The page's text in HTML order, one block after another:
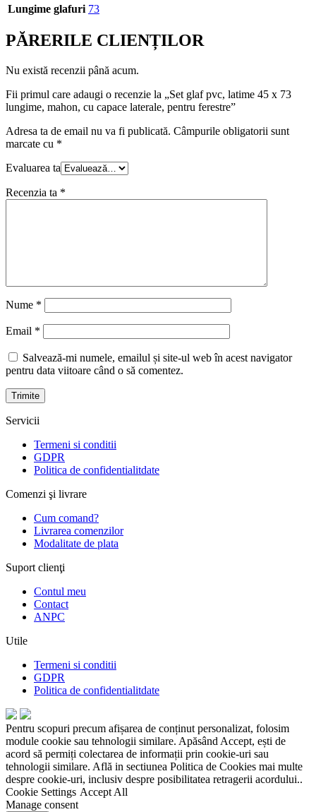
Lungime glafuri 73
PĂRERILE CLIENȚILOR
Nu există recenzii până acum.
Fii primul care adaugi o recenzie la „Set glaf pvc, latime 45 x 73
lungime, mahon, cu capace laterale, pentru ferestre”
Adresa ta de email nu va fi publicată. Câmpurile obligatorii sunt
marcate cu *
Evaluarea ta
Recenzia ta *
Nume *
Email *
Salvează-mi numele, emailul și site-ul web în acest navigator
pentru data viitoare când o să comentez.
Servicii
Termeni si conditii
GDPR
Politica de confidentialitdate
Comenzi şi livrare
Cum comand?
Livrarea comenzilor
Modalitate de plata
Suport clienţi
Contul meu
Contact
ANPC
Utile
Termeni si conditii
GDPR
Politica de confidentialitdate
Pentru scopuri precum afișarea de conținut personalizat, folosim
module cookie sau tehnologii similare. Apăsând Accept, ești de
acord să permiți colectarea de informații prin cookie-uri sau
tehnologii similare. Află in sectiunea Politica de Cookies mai multe
despre cookie-uri, inclusiv despre posibilitatea retragerii acordului..
Cookie Settings Accept All
Manage consent